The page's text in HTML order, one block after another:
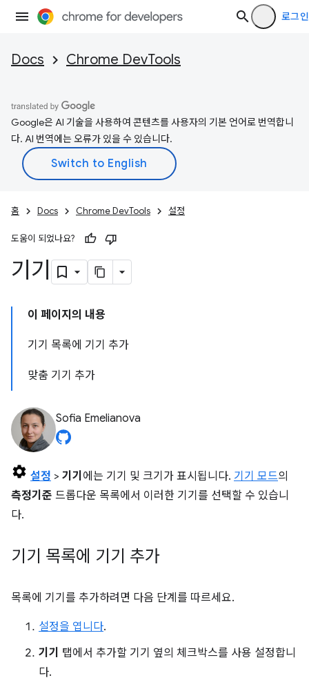
로그인
Docs Chrome DevTools
Google은 AI 기술을 사용하여 콘텐츠를 사용자의 기본 언어로 번역합니
다. AI 번역에는 오류가 있을 수 있습니다.
홈 Docs Chrome DevTools 설정
도움이 되었나요?
기기
이 페이지의 내용
기기 목록에 기기 추가
맞춤 기기 추가
Sofia Emelianova
설정 > 기기 에는 기기 및 크기가 표시됩니다. 기기 모드의
측정기준 드롭다운 목록에서 이러한 기기를 선택할 수 있습니
다.
기기 목록에 기기 추가
목록에 기기를 추가하려면 다음 단계를 따르세요.
설정을 엽니다.
기기 탭에서 추가할 기기 옆의 체크박스를 사용 설정합니
다.